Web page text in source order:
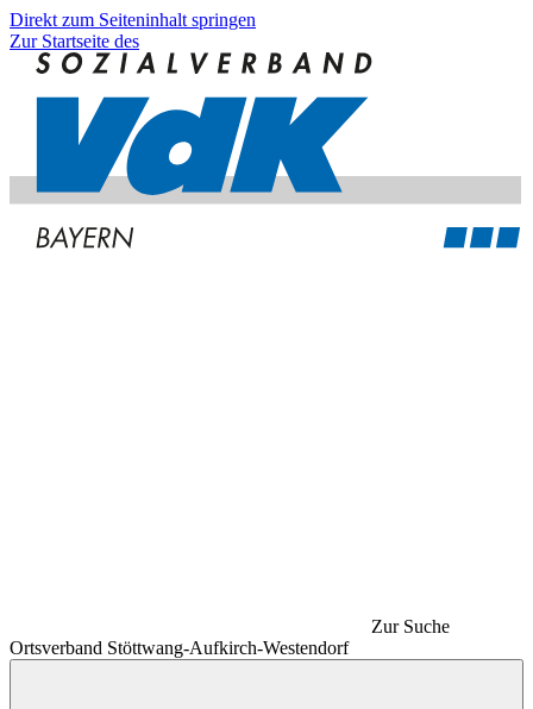
Direkt zum Seiteninhalt springen
Zur Startseite des
Zur Suche
Ortsverband Stöttwang-Aufkirch-Westendorf